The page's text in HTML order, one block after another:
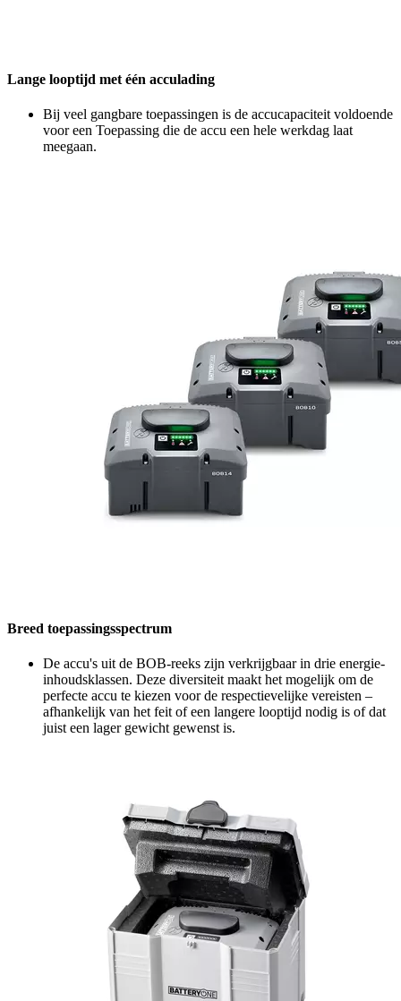
Lange looptijd met één acculading
Bij veel gangbare toepassingen is de accucapaciteit voldoende
voor een Toepassing die de accu een hele werkdag laat
meegaan.
Breed toepassingsspectrum
De accu's uit de BOB-reeks zijn verkrijgbaar in drie energie-
inhoudsklassen. Deze diversiteit maakt het mogelijk om de
perfecte accu te kiezen voor de respectievelijke vereisten –
afhankelijk van het feit of een langere looptijd nodig is of dat
juist een lager gewicht gewenst is.